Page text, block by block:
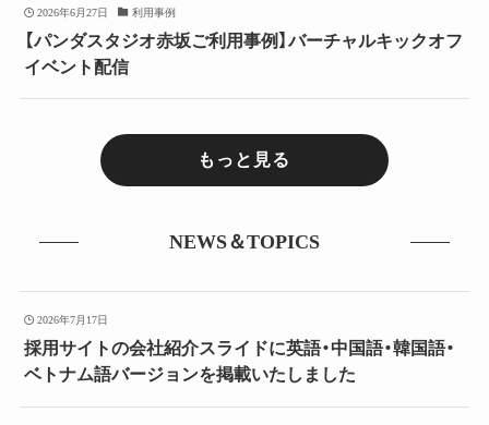
2026年6月27日 利用事例
【パンダスタジオ赤坂ご利用事例】バーチャルキックオフ
イベント配信
もっと見る
NEWS＆TOPICS
2026年7月17日
採用サイトの会社紹介スライドに英語・中国語・韓国語・
ベトナム語バージョンを掲載いたしました